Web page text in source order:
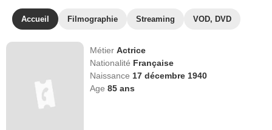
Accueil Filmographie Streaming VOD, DVD
MétierActrice
Nationalité Française
Naissance 17 décembre 1940
Age85 ans